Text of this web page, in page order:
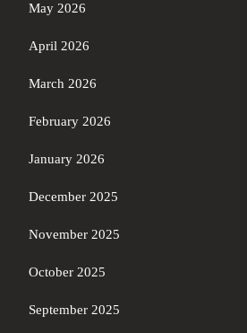
May 2026
April 2026
March 2026
February 2026
January 2026
December 2025
November 2025
October 2025
September 2025